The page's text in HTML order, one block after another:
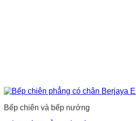
Bếp chiên và bếp nướng